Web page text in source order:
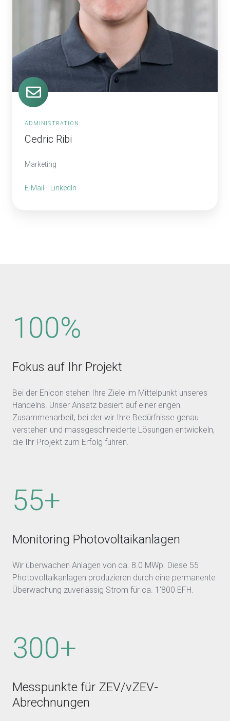
ADMINISTRATION
Cedric Ribi
Marketing
E-Mail LinkedIn
100%
Fokus auf Ihr Projekt
Bei der Enicon stehen Ihre Ziele im Mittelpunkt unseres
Handelns. Unser Ansatz basiert auf einer engen
Zusammenarbeit, bei der wir Ihre Bedürfnisse genau
verstehen und massgeschneiderte Lösungen entwickeln,
die Ihr Projekt zum Erfolg führen.
55+
Monitoring Photovoltaikanlagen
Wir überwachen Anlagen von ca. 8.0 MWp. Diese 55
Photovoltaikanlagen produzieren durch eine permanente
Überwachung zuverlässig Strom für ca. 1'800 EFH.
300+
Messpunkte für ZEV/vZEV-
Abrechnungen